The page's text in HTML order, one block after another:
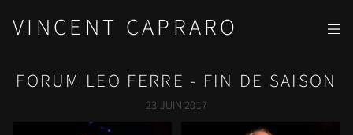
VINCENT CAPRARO
FORUM LEO FERRE - FIN DE SAISON
23 JUIN 2017